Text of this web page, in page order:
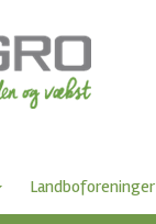
Landboforeninger